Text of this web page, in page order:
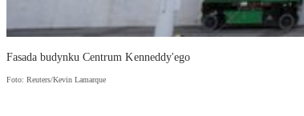
Fasada budynku Centrum Kenneddy'ego
Foto: Reuters/Kevin Lamarque